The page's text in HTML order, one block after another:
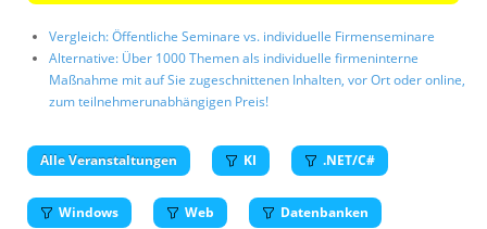
Vergleich: Öffentliche Seminare vs. individuelle Firmenseminare
Alternative: Über 1000 Themen als individuelle firmeninterne
Maßnahme mit auf Sie zugeschnittenen Inhalten, vor Ort oder online,
zum teilnehmerunabhängigen Preis!
Alle Veranstaltungen KI .NET/C#
Windows Web Datenbanken